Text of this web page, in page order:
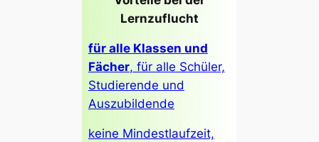
Lernzuflucht
für alle Klassen und
Fächer, für alle Schüler,
Studierende und
Auszubildende
keine Mindestlaufzeit,